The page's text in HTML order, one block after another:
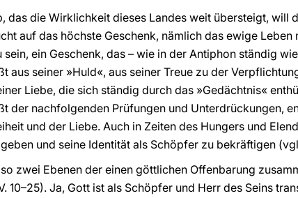
das die Wirklichkeit dieses Landes weit übersteigt, will
auf das höchste Geschenk, nämlich das ewige
ein Geschenk, das – wie in der Antiphon ständig
aus seiner »Huld«, aus seiner Treue zu der
Liebe, die sich ständig durch das »Gedächtnis«
der nachfolgenden Prüfungen und Unterdrückungen,
und der Liebe. Auch in Zeiten des Hungers und
und seine Identität als Schöpfer zu bekräftigen
zwei Ebenen der einen göttlichen Offenbarung
10–25). Ja, Gott ist als Schöpfer und Herr des Seins